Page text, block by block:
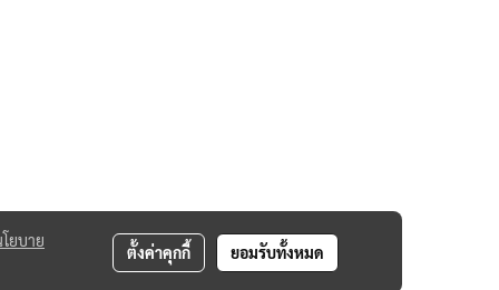
ยบาย
ตั้งค่าคุกกี้ ยอมรับทั้งหมด